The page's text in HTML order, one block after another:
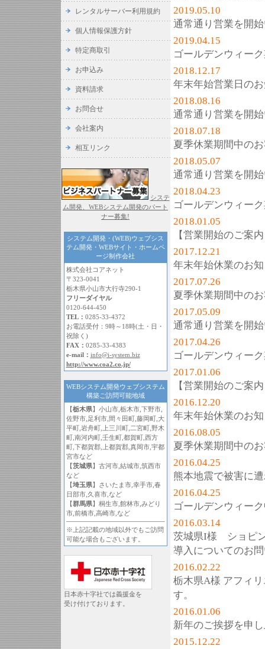
レンタルサーバー利用規約
個人情報保護方針
特定商取引
お申込み
資料請求
お問合せ
会社案内
相互リンク
システ
ム開発、WEBシステム開発のパート
ナー募集!
システム開発・(WEB)ウェブシス
テム開発・WEBサイト・ホームペ
ージ制作会社
株式会社コアネット
〒323-0041
栃木県小山市大行寺290-1
フリーダイヤル
0120-644-450
TEL： 0285-33-4372
お電話受付：9時～18時(土・日・
祝除く)
FAX： 0285-33-4383
e-mail： info@i-system.biz
http://www.coa2.co.jp/
WEBシステム開発ウェブシステム
構築ご訪問可能地域
【栃木県】小山市,栃木市,下野市,
佐野市,足利市,間々田町,藤岡町,大
平町,岩舟町,上三川町,二宮町,野木
町,南河内町,壬生町,都賀町,西方
町,下都賀郡,上都賀郡,真岡市,宇都
宮市など
【茨城県】古河市,結城市,筑西市
など
【埼玉県】さいたま市,幸手市,春
日部市,久喜市,など
【群馬県】桐生市,館林市,みどり
市,前橋市,高崎市,など
※上記記載の地域以外でもご訪問
可能な場合もございます。
日本赤十字社では義援金を
受け付けております。
2019.05.10
通常通り営業を開
2019.04.15
ゴールデンウィー
2018.12.17
年末年始営業日の
2018.08.16
通常通り営業を開
2018.07.18
夏季休業期間中の
2018.05.07
通常通り営業を開
2018.04.23
ゴールデンウィー
2018.01.05
【営業開始のご案
2017.12.21
年末年始休業のお
2017.07.26
夏季休業期間中の
2017.05.09
通常通り営業を開
2017.04.26
ゴールデンウィー
2017.01.06
【営業開始のご案
2016.12.20
年末年始休業のお
2016.08.05
夏季休業期間中の
2016.04.25
熊本地震で被害に
2016.04.25
ゴールデンウィー
2016.03.14
茨城県I様 ショピ
導入についてのお
2016.02.22
栃木県A様 アフィ
す。
2016.01.06
新年のご挨拶を申
2015.12.22